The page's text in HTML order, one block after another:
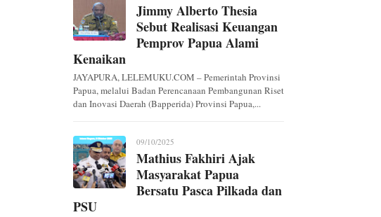
Jimmy Alberto Thesia
Sebut Realisasi Keuangan
Pemprov Papua Alami
Kenaikan
JAYAPURA, LELEMUKU.COM – Pemerintah Provinsi
Papua, melalui Badan Perencanaan Pembangunan Riset
dan Inovasi Daerah (Bapperida) Provinsi Papua,...
09/10/2025
Mathius Fakhiri Ajak
Masyarakat Papua
Bersatu Pasca Pilkada dan
PSU